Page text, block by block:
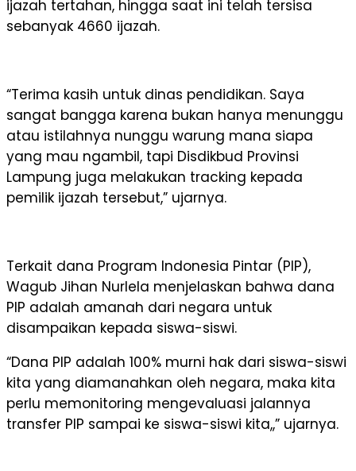
ijazah tertahan, hingga saat ini telah tersisa
sebanyak 4660 ijazah.
“Terima kasih untuk dinas pendidikan. Saya
sangat bangga karena bukan hanya menunggu
atau istilahnya nunggu warung mana siapa
yang mau ngambil, tapi Disdikbud Provinsi
Lampung juga melakukan tracking kepada
pemilik ijazah tersebut,” ujarnya.
Terkait dana Program Indonesia Pintar (PIP),
Wagub Jihan Nurlela menjelaskan bahwa dana
PIP adalah amanah dari negara untuk
disampaikan kepada siswa-siswi.
“Dana PIP adalah 100% murni hak dari siswa-siswi
kita yang diamanahkan oleh negara, maka kita
perlu memonitoring mengevaluasi jalannya
transfer PIP sampai ke siswa-siswi kita,,” ujarnya.